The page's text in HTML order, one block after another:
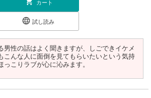
ついつい「私のママになってください！」と口走
ちゃって…!? 慈愛と溺愛に包まれる、ほっこり
＆きゅんラブコメ開幕です！
カート
試し読み
男性の話はよく聞きますが、しごできイケメ
こんな人に面倒を見てもらいたいという気持
こりラブが心に沁みます。